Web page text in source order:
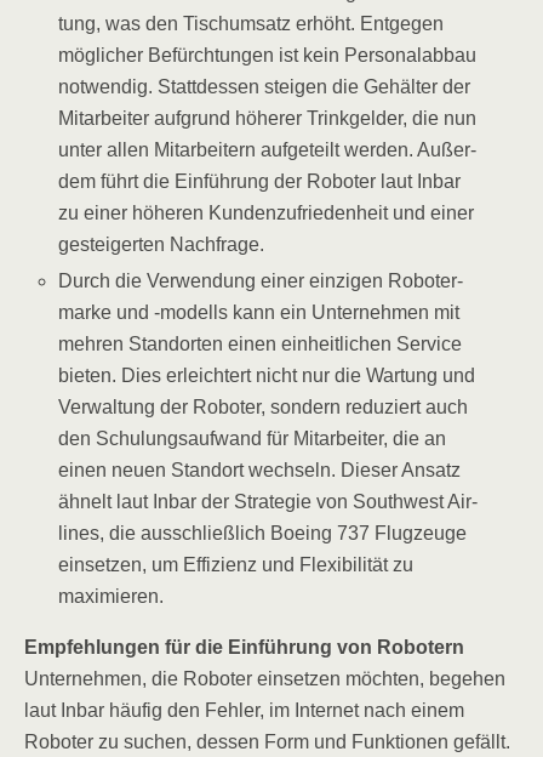
tung, was den Tisch­um­satz erhöht. Ent­ge­gen
mög­li­cher Befürch­tun­gen ist kein Per­so­nal­ab­bau
not­wen­dig. Statt­des­sen stei­gen die Gehäl­ter der
Mit­ar­bei­ter auf­grund höhe­rer Trink­gel­der, die nun
unter allen Mit­ar­bei­tern auf­ge­teilt wer­den. Außer­
dem führt die Ein­füh­rung der Robo­ter laut Inbar
zu einer höhe­ren Kun­den­zu­frie­den­heit und einer
gestei­ger­ten Nachfrage.
Durch die Ver­wen­dung einer ein­zi­gen Robo­ter­
mar­ke und ‑modells kann ein Unter­neh­men mit
meh­ren Stand­or­ten einen ein­heit­li­chen Ser­vice
bie­ten. Dies erleich­tert nicht nur die War­tung und
Ver­wal­tung der Robo­ter, son­dern redu­ziert auch
den Schu­lungs­auf­wand für Mit­ar­bei­ter, die an
einen neu­en Stand­ort wech­seln. Die­ser Ansatz
ähnelt laut Inbar der Stra­te­gie von Sou­thwest Air­
lines, die aus­schließ­lich Boe­ing 737 Flug­zeu­ge
ein­set­zen, um Effi­zi­enz und Fle­xi­bi­li­tät zu
maximieren.
Emp­feh­lun­gen für die Ein­füh­rung von Robotern
Unter­neh­men, die Robo­ter ein­set­zen möch­ten, bege­hen
laut Inbar häu­fig den Feh­ler, im Inter­net nach einem
Robo­ter zu suchen, des­sen Form und Funk­tio­nen gefällt.